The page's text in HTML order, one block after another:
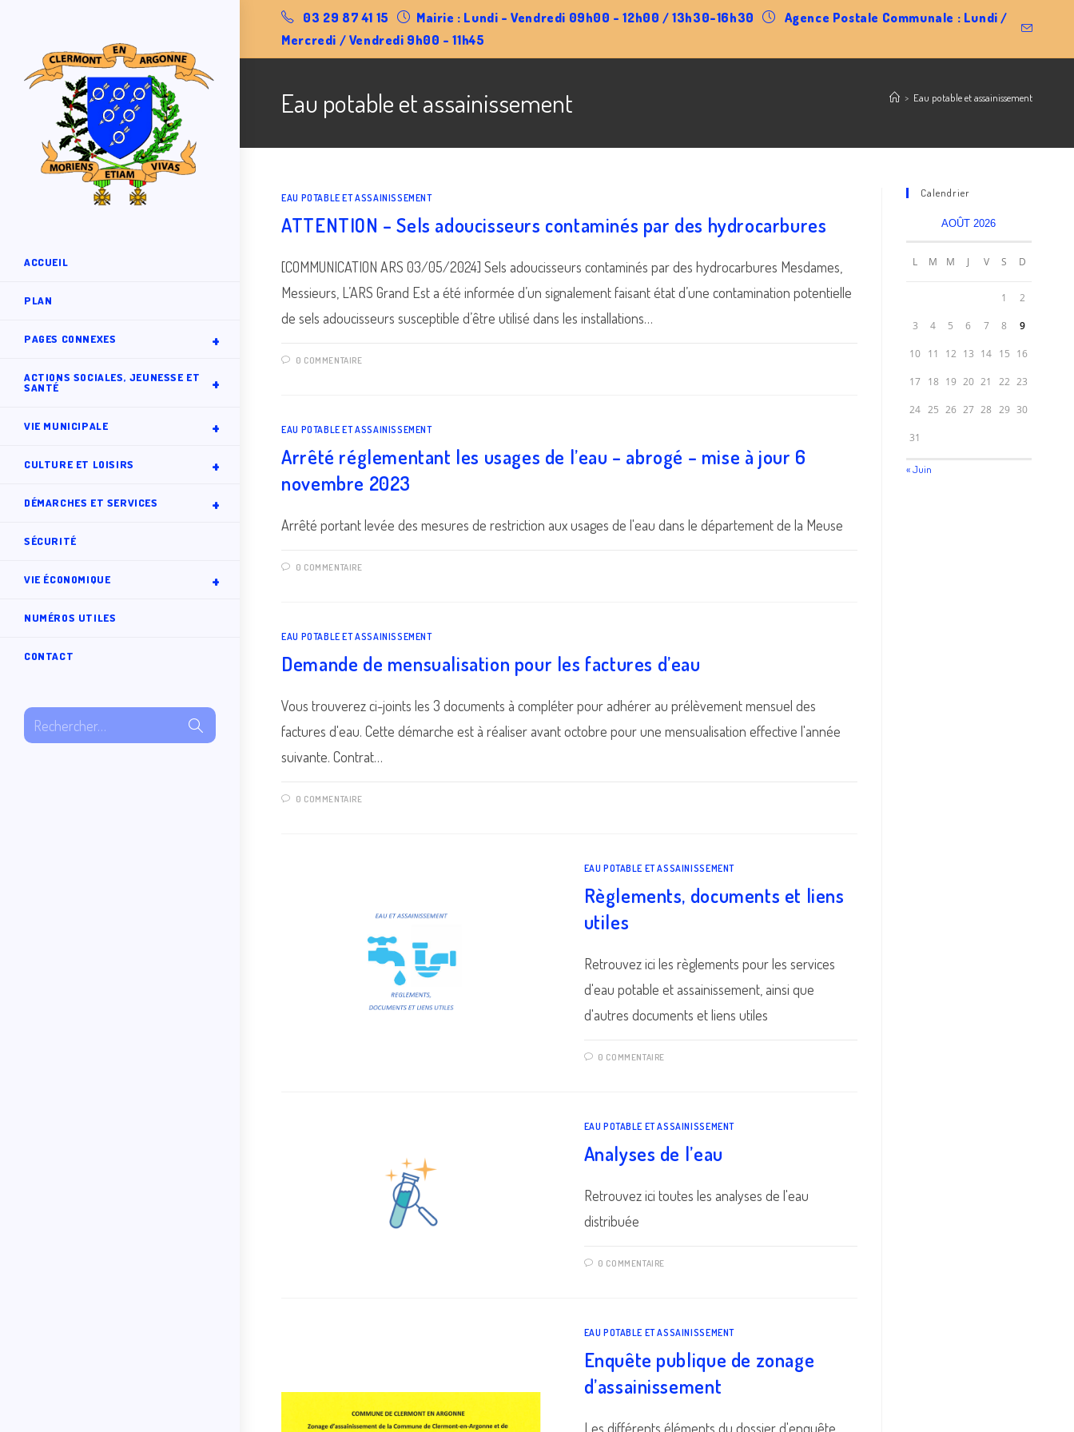
03 29 87 41 15 Mairie : Lundi - Vendredi 09h00 - 12h00 / 13h30-16h30
Agence Postale Communale : Lundi /
Mercredi / Vendredi 9h00 - 11h45
ACCUEIL
PLAN
PAGES CONNEXES
ACTIONS SOCIALES, JEUNESSE ET
SANTÉ
VIE MUNICIPALE
CULTURE ET LOISIRS
DÉMARCHES ET SERVICES
SÉCURITÉ
VIE ÉCONOMIQUE
NUMÉROS UTILES
CONTACT
Rechercher…
la
recherche
Eau potable et assainissement > Eau potable et assainissement
EAU POTABLE ET ASSAINISSEMENT
ATTENTION – Sels adoucisseurs contaminés par des hydrocarbures
[COMMUNICATION ARS 03/05/2024] Sels adoucisseurs contaminés par des hydrocarbures Mesdames,
Messieurs, L’ARS Grand Est a été informée d’un signalement faisant état d’une contamination potentielle
de sels adoucisseurs susceptible d’être utilisé dans les installations…
0 COMMENTAIRE
EAU POTABLE ET ASSAINISSEMENT
Arrêté réglementant les usages de l’eau – abrogé – mise à jour 6
novembre 2023
Arrêté portant levée des mesures de restriction aux usages de l'eau dans le département de la Meuse
0 COMMENTAIRE
EAU POTABLE ET ASSAINISSEMENT
Demande de mensualisation pour les factures d’eau
Vous trouverez ci-joints les 3 documents à compléter pour adhérer au prélèvement mensuel des
factures d'eau. Cette démarche est à réaliser avant octobre pour une mensualisation effective l'année
suivante. Contrat…
0 COMMENTAIRE
EAU POTABLE ET ASSAINISSEMENT
Règlements, documents et liens
utiles
Retrouvez ici les règlements pour les services
d'eau potable et assainissement, ainsi que
d'autres documents et liens utiles
0 COMMENTAIRE
EAU POTABLE ET ASSAINISSEMENT
Analyses de l’eau
Retrouvez ici toutes les analyses de l'eau
distribuée
0 COMMENTAIRE
EAU POTABLE ET ASSAINISSEMENT
Enquête publique de zonage
d’assainissement
Les différents éléments du dossier d'enquête
Calendrier
AOÛT 2026
L M M J V S D
1 2
3 4 5 6 7 8 9
10 11 12 13 14 15 16
17 18 19 20 21 22 23
24 25 26 27 28 29 30
31
« Juin